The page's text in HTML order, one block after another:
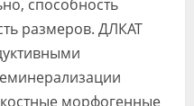
способность
размеров. ДЛКАТ
морфогенные